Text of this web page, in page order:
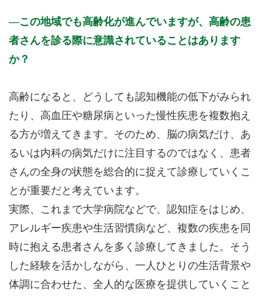
この地域でも高齢化が進んでいますが、高齢の患
者さんを診る際に意識されていることはあります
か？
高齢になると、どうしても認知機能の低下がみられ
たり、高血圧や糖尿病といった慢性疾患を複数抱え
る方が増えてきます。そのため、脳の病気だけ、あ
るいは内科の病気だけに注目するのではなく、患者
さんの全身の状態を総合的に捉えて診療していくこ
とが重要だと考えています。
実際、これまで大学病院などで、認知症をはじめ、
アレルギー疾患や生活習慣病など、複数の疾患を同
時に抱える患者さんを多く診療してきました。そう
した経験を活かしながら、一人ひとりの生活背景や
体調に合わせた、全人的な医療を提供していくこと